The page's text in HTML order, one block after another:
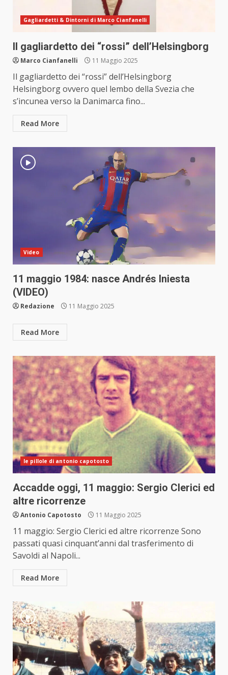
Gagliardetti & Dintorni di Marco Cianfanelli
Il gagliardetto dei “rossi” dell’Helsingborg
Marco Cianfanelli 11 Maggio 2025
Il gagliardetto dei “rossi” dell’Helsingborg
Helsingborg ovvero quel lembo della Svezia che
s’incunea verso la Danimarca fino...
Read More
Video
11 maggio 1984: nasce Andrés Iniesta
(VIDEO)
Redazione 11 Maggio 2025
Read More
le pillole di antonio capotosto
Accadde oggi, 11 maggio: Sergio Clerici ed
altre ricorrenze
Antonio Capotosto 11 Maggio 2025
11 maggio: Sergio Clerici ed altre ricorrenze Sono
passati quasi cinquant’anni dal trasferimento di
Savoldi al Napoli...
Read More